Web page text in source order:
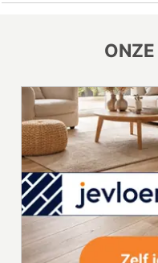
ONZE